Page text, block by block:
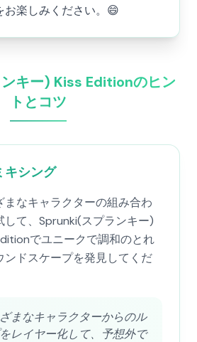
お楽しみください。😄
キー) Kiss Editionのヒン
トとコツ
キシング
まなキャラクターの組み合わ
して、Sprunki(スプランキー)
でユニークで調和のとれ
ンドスケープを発見してくだ
まなキャラクターからのル
レイヤー化して、予想外で